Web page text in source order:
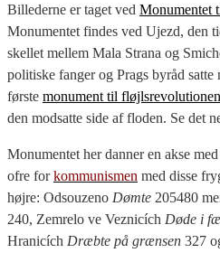
Billederne er taget ved Monumentet
Monumentet findes ved Ujezd, den
skellet mellem Mala Strana og
politiske fanger og Prags byråd
første monument til fløjlsrevolutionen
den modsatte side af floden. Se det
Monumentet her danner en akse
ofre forkommunismen med disse
højre: Odsouzeno Dømte 205480
240, Zemrelo ve Veznicích Døde i
Hranicích Dræbte på grænsen 327